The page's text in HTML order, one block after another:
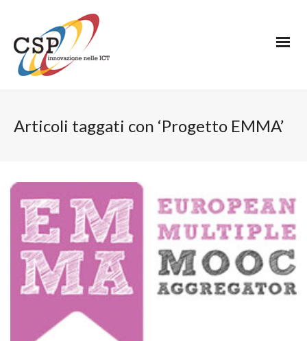
Articoli taggati con ‘Progetto EMMA’